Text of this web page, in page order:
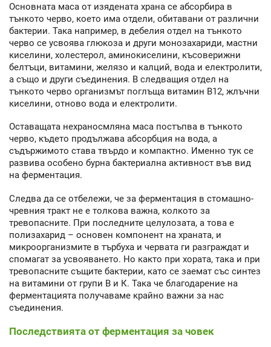
Основната маса от изядената храна се абсорбира в
тънкото черво, което има отдели, обитавани от различни
бактерии. Така например, в дебелия отдел на тънкото
черво се усвоява глюкоза и други монозахариди, мастни
киселини, холестерол, аминокиселини, късоверижни
белтъци, витамини, желязо и калций, вода и електролити,
а също и други съединения. В следващия отдел на
тънкото черво организмът поглъща витамин В12, жлъчни
киселини, отново вода и електролити.
Оставащата нехраносмляна маса постъпва в тънкото
черво, където продължава абсорбция на вода, а
съдържимото става твърдо и компактно. Именно тук се
развива особено бурна бактериална активност във вид
на ферментация.
Следва да се отбележи, че за ферментация в стомашно-
чревния тракт не е толкова важна, колкото за
тревопасните. При последните целулозата, а това е
полизахарид – основен компонент на храната, и
микроорганизмите в търбуха и червата ги разграждат и
спомагат за усвояването. Но както при хората, така и при
тревопасните същите бактерии, като се заемат със синтез
на витамини от групи В и К. Така че благодарение на
ферментацията получаваме крайно важни за нас
съединения.
Последствията от ферментация за човек